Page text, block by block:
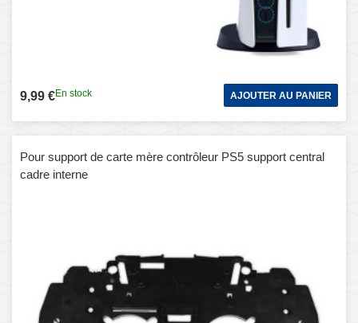
9,99 €En stock AJOUTER AU PANIER
Pour support de carte mère contrôleur PS5 support central
cadre interne